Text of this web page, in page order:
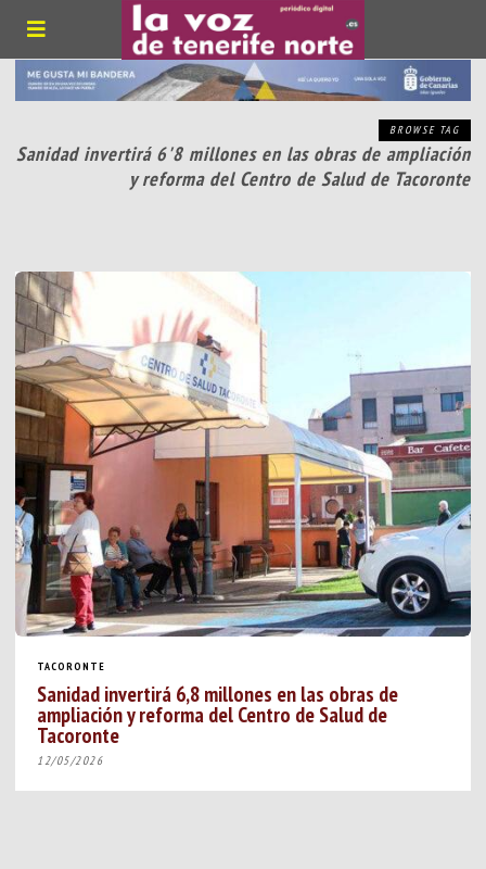
BROWSE TAG
Sanidad invertirá 6'8 millones en las obras de ampliación
y reforma del Centro de Salud de Tacoronte
TACORONTE
Sanidad invertirá 6,8 millones en las obras de
ampliación y reforma del Centro de Salud de
Tacoronte
12/05/2026